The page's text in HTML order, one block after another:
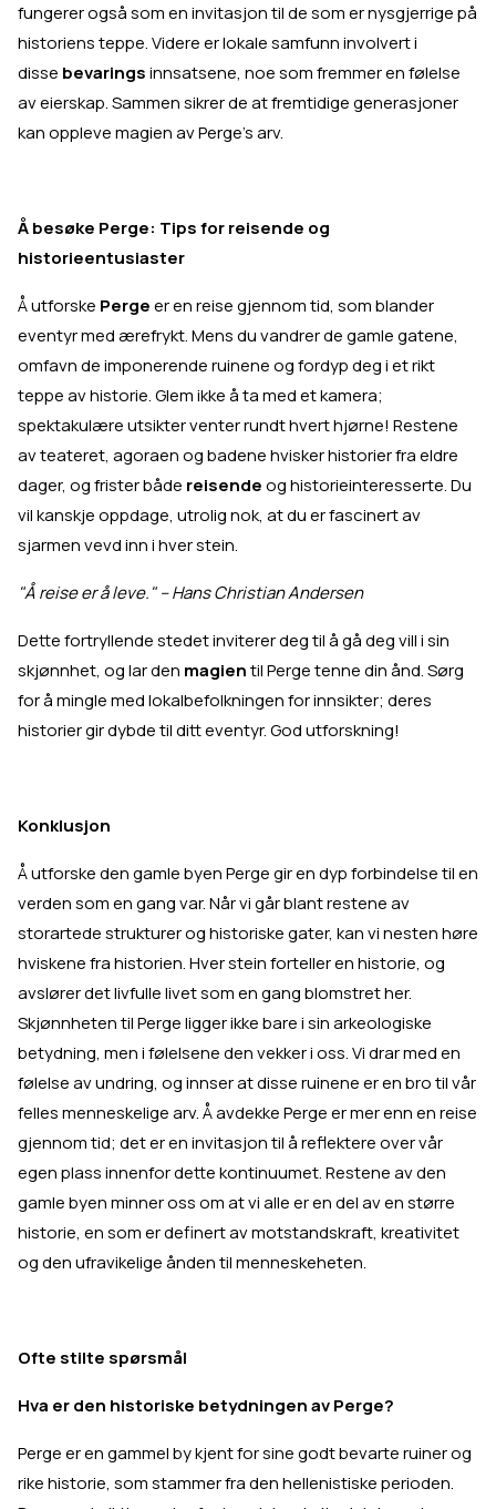
fungerer også som en invitasjon til de som er nysgjerrige på
historiens teppe. Videre er lokale samfunn involvert i
disse bevaringsinnsatsene, noe som fremmer en følelse
av eierskap. Sammen sikrer de at fremtidige generasjoner
kan oppleve magien av Perge's arv.
Å besøke Perge: Tips for reisende og
historieentusiaster
Å utforske Pergeer en reise gjennom tid, som blander
eventyr med ærefrykt. Mens du vandrer de gamle gatene,
omfavn de imponerende ruinene og fordyp deg i et rikt
teppe av historie. Glem ikke å ta med et kamera;
spektakulære utsikter venter rundt hvert hjørne! Restene
av teateret, agoraen og badene hvisker historier fra eldre
dager, og frister både reisendeog historieinteresserte. Du
vil kanskje oppdage, utrolig nok, at du er fascinert av
sjarmen vevd inn i hver stein.
"Å reise er å leve." – Hans Christian Andersen
Dette fortryllende stedet inviterer deg til å gå deg vill i sin
skjønnhet, og lar den magientil Perge tenne din ånd. Sørg
for å mingle med lokalbefolkningen for innsikter; deres
historier gir dybde til ditt eventyr. God utforskning!
Konklusjon
Å utforske den gamle byen Perge gir en dyp forbindelse til en
verden som en gang var. Når vi går blant restene av
storartede strukturer og historiske gater, kan vi nesten høre
hviskene fra historien. Hver stein forteller en historie, og
avslører det livfulle livet som en gang blomstret her.
Skjønnheten til Perge ligger ikke bare i sin arkeologiske
betydning, men i følelsene den vekker i oss. Vi drar med en
følelse av undring, og innser at disse ruinene er en bro til vår
felles menneskelige arv. Å avdekke Perge er mer enn en reise
gjennom tid; det er en invitasjon til å reflektere over vår
egen plass innenfor dette kontinuumet. Restene av den
gamle byen minner oss om at vi alle er en del av en større
historie, en som er definert av motstandskraft, kreativitet
og den ufravikelige ånden til menneskeheten.
Ofte stilte spørsmål
Hva er den historiske betydningen av Perge?
Perge er en gammel by kjent for sine godt bevarte ruiner og
rike historie, som stammer fra den hellenistiske perioden.